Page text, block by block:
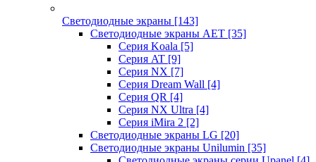
Светодиодные экраны [143]
Светодиодные экраны AET [35]
Cерия Koala [5]
Серия AT [9]
Серия NX [7]
Серия Dream Wall [4]
Серия QR [4]
Серия NX Ultra [4]
Серия iMira 2 [2]
Светодиодные экраны LG [20]
Светодиодные экраны Unilumin [35]